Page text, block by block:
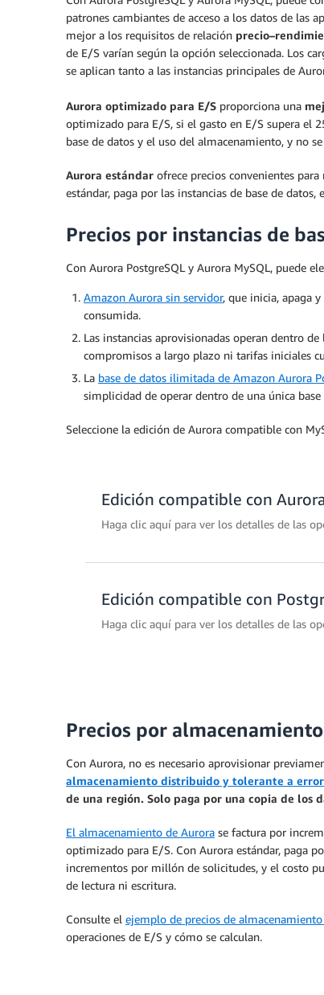
patrones cambiantes de acceso a los datos de las
mejor a los requisitos de relación
de E/S varían según la opción seleccionada. Los
se aplican tanto a las instancias principales de
Aurora optimizado para E/S proporciona una
optimizado para E/S, si el gasto en E/S supera el
base de datos y el uso del almacenamiento, y no
Aurora estándar ofrece precios convenientes
estándar, paga por las instancias de base de
Precios por instancias de
Con Aurora PostgreSQL y Aurora MySQL, puede
Amazon Aurora sin servidor, que inicia, apaga
consumida.
Las instancias aprovisionadas operan dentro
compromisos a largo plazo ni tarifas iniciales
La base de datos ilimitada de Amazon Aurora
simplicidad de operar dentro de una única base
Seleccione la edición de Aurora compatible con
Edición compatible con
Haga clic aquí para ver los detalles de las
Tecnologías sin servidor
Puede optar por configurar todas las
según las necesidades de relación
Latencia de escalado vertical
Edición compatible con
Haga clic aquí para ver los detalles de las
Amazon Aurora sin servidores una
de la aplicación. Además, escala las
todas las características de Aurora,
datos en unidades de capacidad de
correspondiente, similar a lo que se usa
Puede optar por configurar todas las
según las necesidades de relación
Precios por
Con Aurora, no es necesario aprovisionar
almacenamiento distribuido y tolerante a
de una región. Solo paga por una copia de los
El almacenamiento de Aurora se factura por
optimizado para E/S. Con Aurora estándar, paga
incrementos por millón de solicitudes, y el costo
de lectura ni escritura.
Consulte el ejemplo de precios de
operaciones de E/S y cómo se calculan.